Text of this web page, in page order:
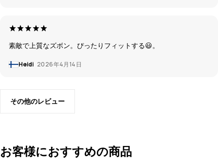
素敵で上質なズボン。ぴったりフィットする😃。
Heidi 2026年4月14日
その他のレビュー
お客様におすすめの商品